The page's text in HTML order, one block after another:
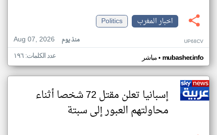
اخبار المغرب
Politics
Aug 07, 2026
منذ يوم UP68CV
مباشر• mubasher.info عدد الكلمات: ١٩٦
إسبانيا تعلن مقتل 72 شخصا أثناء
محاولتهم العبور إلى سبتة